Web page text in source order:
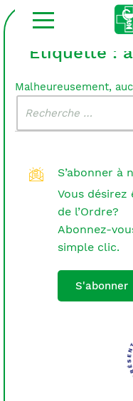
Ouvrir
la
site
Étiquette :
Malheureusement,
S’abonner à
Vous
de l’Ordre?
Abonnez-
simple clic.
S'abonner